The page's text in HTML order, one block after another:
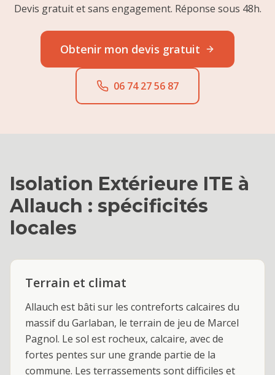
Devis gratuit et sans engagement. Réponse sous 48h.
Obtenir mon devis gratuit
06 74 27 56 87
Isolation Extérieure ITE à
Allauch : spécificités
locales
Terrain et climat
Allauch est bâti sur les contreforts calcaires du
massif du Garlaban, le terrain de jeu de Marcel
Pagnol. Le sol est rocheux, calcaire, avec de
fortes pentes sur une grande partie de la
commune. Les terrassements sont difficiles et